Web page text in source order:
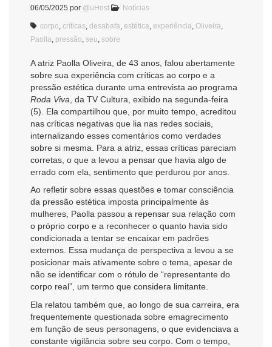
06/05/2025 por @uHost Notícias
corpo críticas desabafa estética experiência Oliveira
Paolla pressão seu sobre
A atriz Paolla Oliveira, de 43 anos, falou abertamente
sobre sua experiência com críticas ao corpo e a
pressão estética durante uma entrevista ao programa
Roda Viva , da TV Cultura, exibido na segunda-feira
(5). Ela compartilhou que, por muito tempo, acreditou
nas críticas negativas que lia nas redes sociais,
internalizando esses comentários como verdades
sobre si mesma. Para a atriz, essas críticas pareciam
corretas, o que a levou a pensar que havia algo de
errado com ela, sentimento que perdurou por anos.
Ao refletir sobre essas questões e tomar consciência
da pressão estética imposta principalmente às
mulheres, Paolla passou a repensar sua relação com
o próprio corpo e a reconhecer o quanto havia sido
condicionada a tentar se encaixar em padrões
externos. Essa mudança de perspectiva a levou a se
posicionar mais ativamente sobre o tema, apesar de
não se identificar com o rótulo de “representante do
corpo real”, um termo que considera limitante.
Ela relatou também que, ao longo de sua carreira, era
frequentemente questionada sobre emagrecimento
em função de seus personagens, o que evidenciava a
constante vigilância sobre seu corpo. Com o tempo,